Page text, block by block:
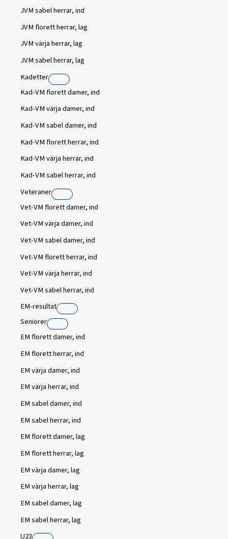
JVM sabel herrar, ind
JVM florett herrar, lag
JVM värja herrar, lag
JVM sabel herrar, lag
Kadetter
Kad-VM florett damer, ind
Kad-VM värja damer, ind
Kad-VM sabel damer, ind
Kad-VM florett herrar, ind
Kad-VM värja herrar, ind
Kad-VM sabel herrar, ind
Veteraner
Vet-VM florett damer, ind
Vet-VM värja damer, ind
Vet-VM sabel damer, ind
Vet-VM florett herrar, ind
Vet-VM värja herrar, ind
Vet-VM sabel herrar, ind
EM-resultat
Seniorer
EM florett damer, ind
EM florett herrar, ind
EM värja damer, ind
EM värja herrar, ind
EM sabel damer, ind
EM sabel herrar, ind
EM florett damer, lag
EM florett herrar, lag
EM värja damer, lag
EM värja herrar, lag
EM sabel damer, lag
EM sabel herrar, lag
U23